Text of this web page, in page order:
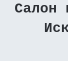
Салон